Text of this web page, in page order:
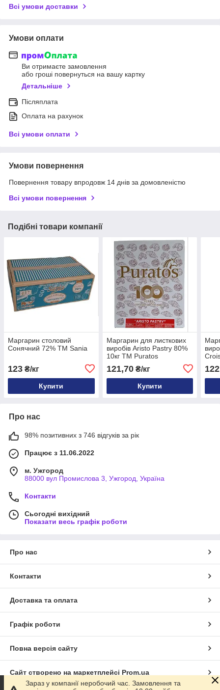
Всі умови доставки
Умови оплати
Ви отримаєте замовлення
або гроші повернуться на вашу картку
Детальніше
Післяплата
Оплата на рахунок
Всі умови оплати
Умови повернення
Повернення товару впродовж 14 днів за домовленістю
Всі умови повернення
Подібні товари компанії
Маргарин столовий
Сонячний 72% ТМ Sania
123 ₴/кг
Купити
Маргарин для листкових
виробів Aristo Pastry 80%
10кг ТМ Puratos
121,70₴/кг
Купити
Про нас
98% позитивних з 746 відгуків за рік
Працює з 11.06.2022
м. Ужгород
88000 вул Промислова 3, Ужгород, Україна
Контакти
Сьогодні вихідний
Показати весь графік роботи
Про нас
Контакти
Доставка та оплата
Графік роботи
Повна версія сайту
Сайт створено на маркетплейсі Prom.ua
Зараз у компанії неробочий час. Замовлення та